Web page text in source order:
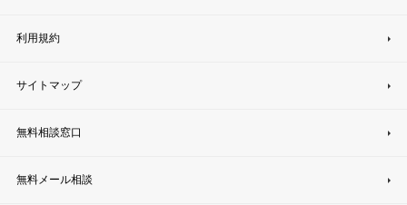
利用規約
サイトマップ
無料相談窓口
無料メール相談